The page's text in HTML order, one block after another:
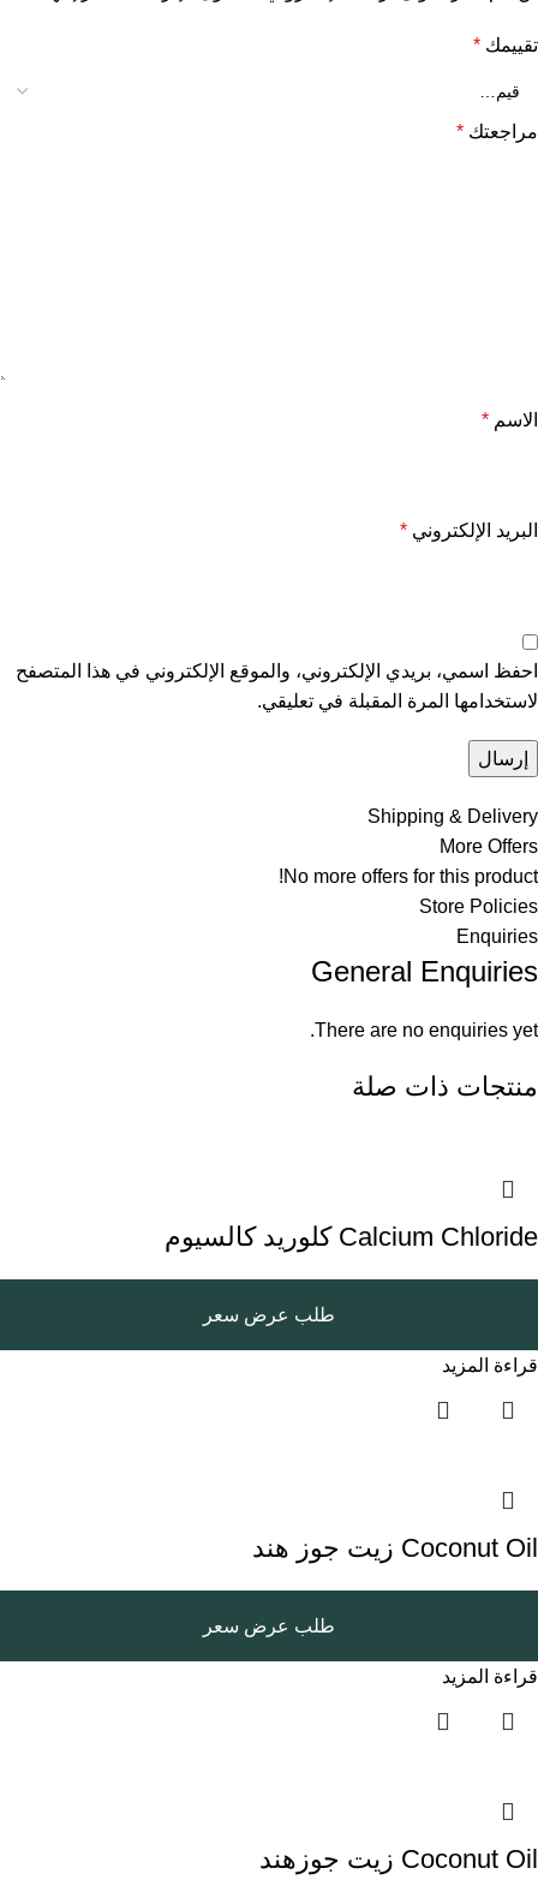
تقييمك *
مراجعتك *
الاسم *
البريد الإلكتروني *
احفظ اسمي، بريدي الإلكتروني، والموقع الإلكتروني في هذا المتصفح
لاستخدامها المرة المقبلة في تعليقي.
Shipping & Delivery
More Offers
No more offers for this product!
Store Policies
Enquiries
General Enquiries
There are no enquiries yet.
منتجات ذات صلة
Calcium Chloride كلوريد كالسيوم
طلب عرض سعر
قراءة المزيد
Coconut Oil زيت جوز هند
طلب عرض سعر
قراءة المزيد
Coconut Oil زيت جوزهند